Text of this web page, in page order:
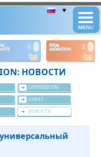
IDEAL
MIGRATION
НОВОСТИ
СКРИНШОТЫ
ЗАКАЗ
НОВОСТИ
универсальный